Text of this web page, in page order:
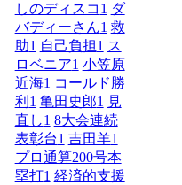
しのディスコ 1 ダ
バディーさん1 救
助1 自己負担1 ス
ロベニア1 小笠原
近海1 コールド勝
利 1 亀田史郎1 見
直し1 8大会連続
表彰台1 吉田羊1
プロ通算200号本
塁打1 経済的支援